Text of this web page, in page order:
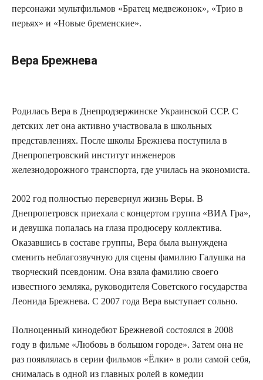
персонажи мультфильмов «Братец медвежонок», «Трио в
перьях» и «Новые бременские».
Вера Брежнева
Родилась Вера в Днепродзержинске Украинской ССР. С
детских лет она активно участвовала в школьных
представлениях. После школы Брежнева поступила в
Днепропетровский институт инженеров
железнодорожного транспорта, где училась на экономиста.
2002 год полностью перевернул жизнь Веры. В
Днепропетровск приехала с концертом группа «ВИА Гра»,
и девушка попалась на глаза продюсеру коллектива.
Оказавшись в составе группы, Вера была вынуждена
сменить неблагозвучную для сцены фамилию Галушка на
творческий псевдоним. Она взяла фамилию своего
известного земляка, руководителя Советского государства
Леонида Брежнева. С 2007 года Вера выступает сольно.
Полноценный кинодебют Брежневой состоялся в 2008
году в фильме «Любовь в большом городе». Затем она не
раз появлялась в серии фильмов «Ёлки» в роли самой себя,
снималась в одной из главных ролей в комедии